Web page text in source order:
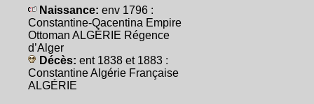
Naissance: env 1796 :
Constantine-Qacentina Empire
Ottoman ALGÉRIE Régence
d’Alger
Décès: ent 1838 et 1883 :
Constantine Algérie Française
ALGÉRIE